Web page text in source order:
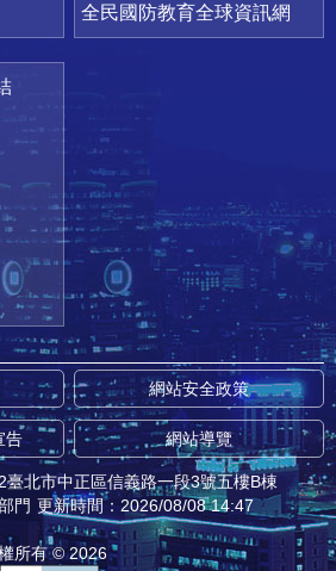
全民國防教育全球資訊網
網站安全政策
告 網站導覽
臺北市中正區信義路一段3號五樓B棟
門 更新時間：2026/08/08 14:47
所有 © 2026